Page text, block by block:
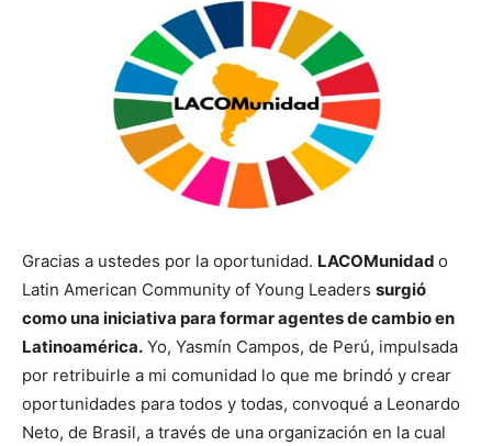
Gracias a ustedes por la oportunidad. LACOMunidad o
Latin American Community of Young Leaders surgió
como una iniciativa para formar agentes de cambio en
Latinoamérica. Yo, Yasmín Campos, de Perú, impulsada
por retribuirle a mi comunidad lo que me brindó y crear
oportunidades para todos y todas, convoqué a Leonardo
Neto, de Brasil, a través de una organización en la cual